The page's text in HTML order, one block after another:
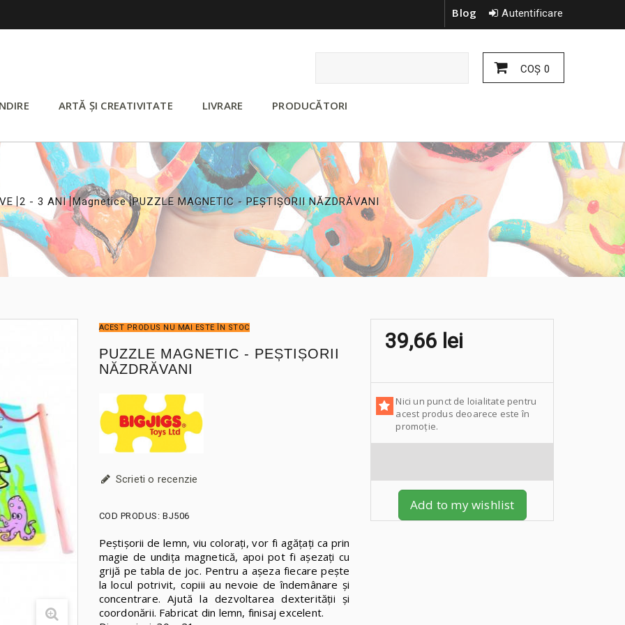
Autentificare
Blog
COŞ 0
ARTĂ ȘI CREATIVITATE LIVRARE PRODUCĂTORI
2 - 3 ANI
>
Magnetice
>
PUZZLE MAGNETIC - PEȘTIȘORII NĂZDRĂVANI
ACEST PRODUS NU MAI ESTE ÎN STOC
PUZZLE MAGNETIC - PEȘTIȘORII
NĂZDRĂVANI
Scrieti o recenzie
COD PRODUS: BJ506
Peștișorii de lemn, viu colorați, vor fi agățați ca prin
magie de undița magnetică, apoi pot fi așezați cu
grijă pe tabla de joc. Pentru a așeza fiecare pește
la locul potrivit, copiii au nevoie de îndemânare și
concentrare. Ajută la dezvoltarea dexterității și
coordonării. Fabricat din lemn, finisaj excelent.
39,66 lei
Nici un punct de loialitate pentru
acest produs deoarece este în
promoție.
Add to my wishlist